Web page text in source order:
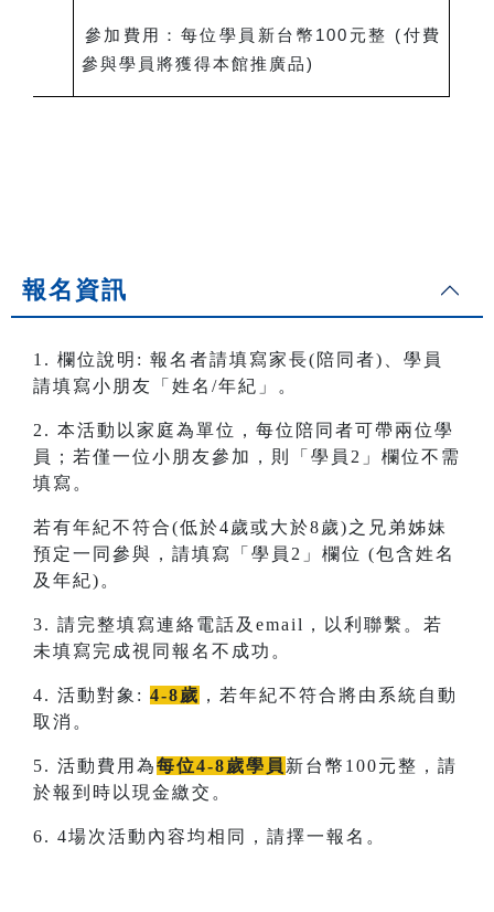
參加費用：每位學員新台幣100元整 (付費
參與學員將獲得本館推廣品)
報名資訊
1. 欄位說明: 報名者請填寫家長(陪同者)、學員
請填寫小朋友「姓名/年紀」。
2. 本活動以家庭為單位，每位陪同者可帶兩位學
員；若僅一位小朋友參加，則「學員2」欄位不需
填寫。
若有年紀不符合(低於4歲或大於8歲)之兄弟姊妹
預定一同參與，請填寫「學員2」欄位 (包含姓名
及年紀)。
3. 請完整填寫連絡電話及email，以利聯繫。若
未填寫完成視同報名不成功。
4. 活動對象: 4-8歲 ，若年紀不符合將由系統自動
取消。
5. 活動費用為每位4-8歲學員 新台幣100元整，請
於報到時以現金繳交。
6. 4場次活動內容均相同，請擇一報名。